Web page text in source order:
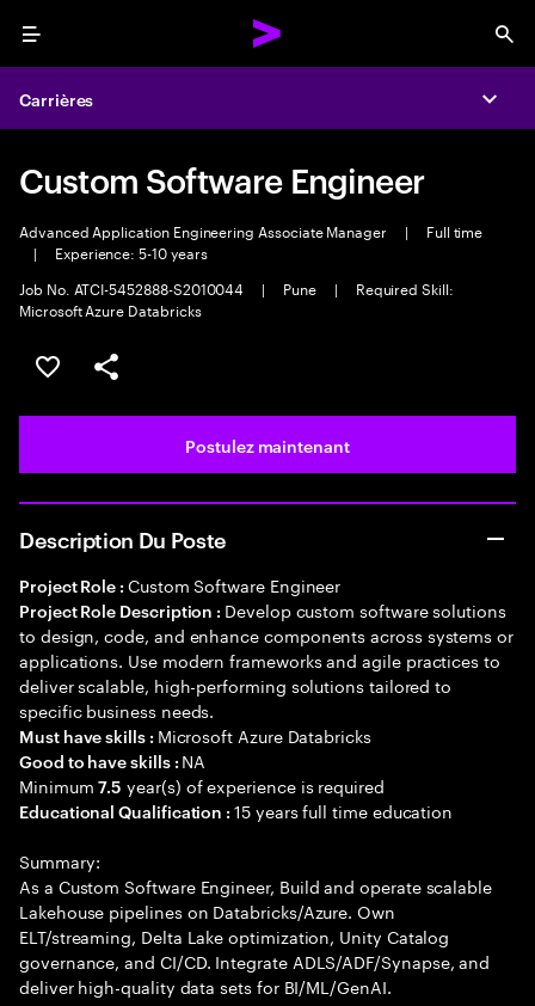
Menu
Carrières
Custom Software Engineer
Advanced Application Engineering Associate Manager |
Full time
|
Experience: 5-10 years
Job No. ATCI-5452888-S2010044
| Pune |
Required Skill:
Microsoft Azure Databricks
Sélectionner pour enregistrer l’emploi
PARTAGER
Postulez maintenant
Description Du Poste
Project Role : Custom Software Engineer
Project Role Description : Develop custom software solutions
to design, code, and enhance components across systems or
applications. Use modern frameworks and agile practices to
deliver scalable, high-performing solutions tailored to
specific business needs.
Must have skills : Microsoft Azure Databricks
Good to have skills : NA
Minimum7.5 year(s) of experience is required
Educational Qualification :15 years full time education
Summary:
As a Custom Software Engineer, Build and operate scalable
Lakehouse pipelines on Databricks/Azure. Own
ELT/streaming, Delta Lake optimization, Unity Catalog
governance, and CI/CD. Integrate ADLS/ADF/Synapse, and
deliver high-quality data sets for BI/ML/GenAI.